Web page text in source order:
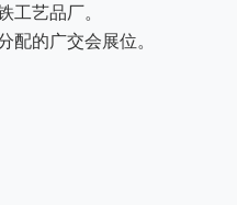
工艺品厂。
配的广交会展位。